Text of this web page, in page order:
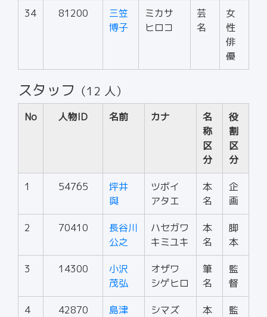
34 81200
三笠
博子
ミカサ
ヒロコ
芸
名
女
性
俳
優
スタッフ （12 人）
No 人物ID 名前 カナ
名
称
区
分
役
割
区
分
1 54765
坪井
與
ツボイ
アタエ
本
名
企
画
2 70410
長谷川
公之
ハセガワ
キミユキ
本
名
脚
本
3 14300
小沢
茂弘
オザワ
シゲヒロ
筆
名
監
督
4 42870
島津
シマズ
本
監